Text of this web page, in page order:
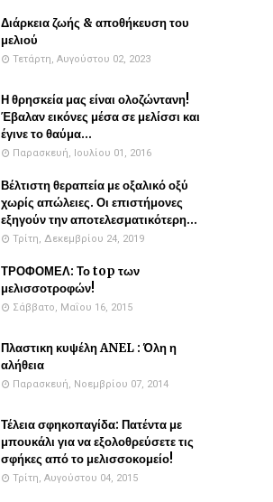
Διάρκεια ζωής & αποθήκευση του
μελιού
Τετάρτη, Αυγούστου 02, 2023
Η θρησκεία μας είναι ολοζώντανη!
Έβαλαν εικόνες μέσα σε μελίσσι και
έγινε το θαύμα...
Παρασκευή, Ιουλίου 01, 2016
Βέλτιστη θεραπεία με οξαλικό οξύ
χωρίς απώλειες. Οι επιστήμονες
εξηγούν την αποτελεσματικότερη...
Τρίτη, Δεκεμβρίου 24, 2019
ΤΡΟΦΟΜΕΛ: Το top των
μελισσοτροφών!
Σάββατο, Μαΐου 16, 2015
Πλαστικη κυψέλη ANEL : Όλη η
αλήθεια
Παρασκευή, Νοεμβρίου 07, 2014
Τέλεια σφηκοπαγίδα: Πατέντα με
μπουκάλι για να εξολοθρεύσετε τις
σφήκες από το μελισσοκομείο!
Τρίτη, Αυγούστου 04, 2015